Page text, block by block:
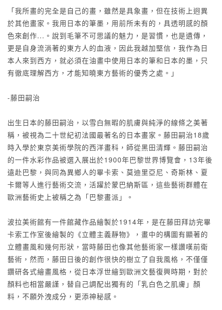
「我所畫的完全是自己的畫，雖然是具象畫，但在技術上迥異
於其他畫家。我用日本的筆墨，用前所未有的，具透明感的顏
色來創作...。說到毛筆不可思議的魅力，是習慣，也是遺傳，
更是自身流淌著的東方人的血液，因此我越加堅信，我作為日
本人來到西方，就必須在油畫中使用日本的筆和日本的墨，只
有徹底理解西方，才能知曉東方藝術的優秀之處。」
-藤田嗣治
出生日本的藤田嗣治，以雪白無暇的肌膚與純淨的線條之美著
稱，被視為二十世紀初法國最著名的日本畫家。藤田嗣治18歲
時入學於東京美術學院的西洋畫科，師從黑田清輝。藤田嗣治
的一件水彩作品被選入展出於1900年巴黎世界博覽會，13年後
遠赴巴黎，與同為異鄉人的畢卡索、莫迪里亞尼、奇斯林、夏
卡爾等人進行藝術交流，活躍於蒙巴納斯區，這些藝術群體在
歐洲藝術史上被稱之為「巴黎畫派」。
波拉美術館有一件館藏作品繪製於1914年，是在藤田拜訪完畢
卡索工作室後繪製的《立體主義靜物》，畫中的構圖有顯著的
立體畫風和幾何形狀，當時藤田也像其他藝術家一樣讚嘆前衛
藝術，然而，藤田日後的創作很快的樹立了自我風格，不僅僅
鑽研各式繪畫風格，從日本浮世繪到歐洲文藝復興時期，對於
顏料也相當嚴謹，替自己調配出獨有的「乳白色之肌膚」顏
料，不願外洩成分，更添神秘感。